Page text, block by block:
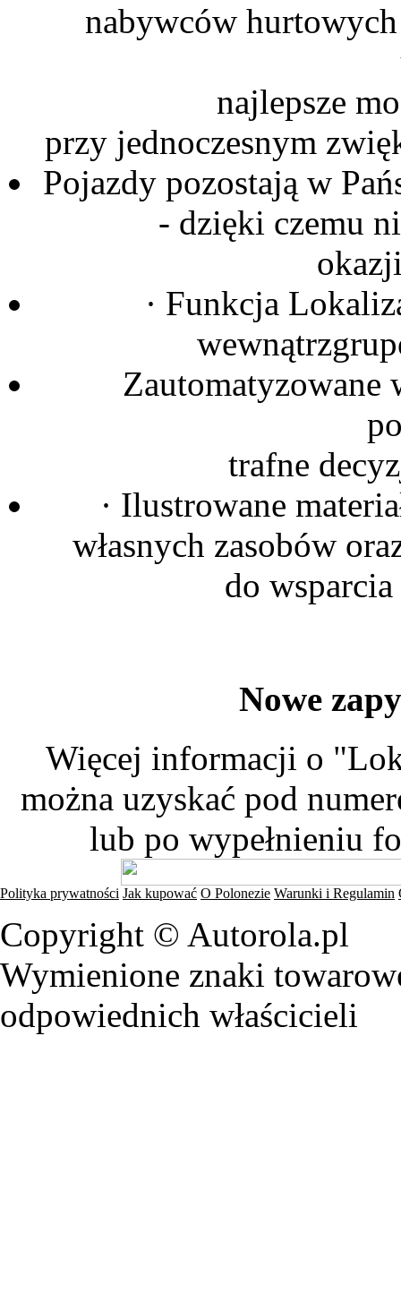
nabywców
najlepsze
przy jednoczesnym
Pojazdy pozostają w
- dzięki czemu
· Funkcja
Zautomatyzowane
trafne
· Ilustrowane
własnych zasobów
do
Nowe
Więcej informacji o
można uzyskać pod
lub po wypełnieniu
Polityka prywatności Jak kupować O Polonezie Warunki i Regulamin
Copyright © Autorola.pl
Wymienione znaki
odpowiednich właścicieli